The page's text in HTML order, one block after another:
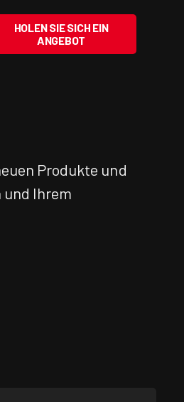
HOLEN SIE SICH EIN
ANGEBOT
Produkte und
und Ihrem